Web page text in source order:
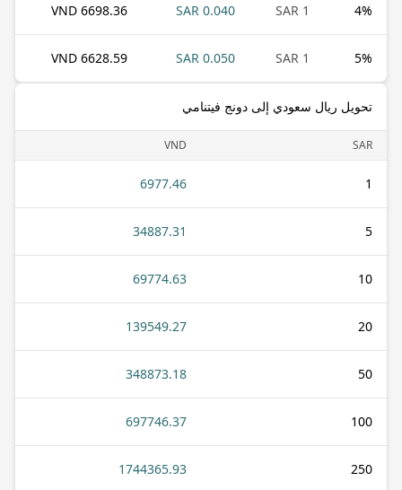
4%
1 SAR
0.040 SAR
6698.36 VND
5%
1 SAR
0.050 SAR
6628.59 VND
تحويل ريال سعودي إلى دونج فيتنامي
SAR
VND
1
6977.46
5
34887.31
10
69774.63
20
139549.27
50
348873.18
100
697746.37
250
1744365.93